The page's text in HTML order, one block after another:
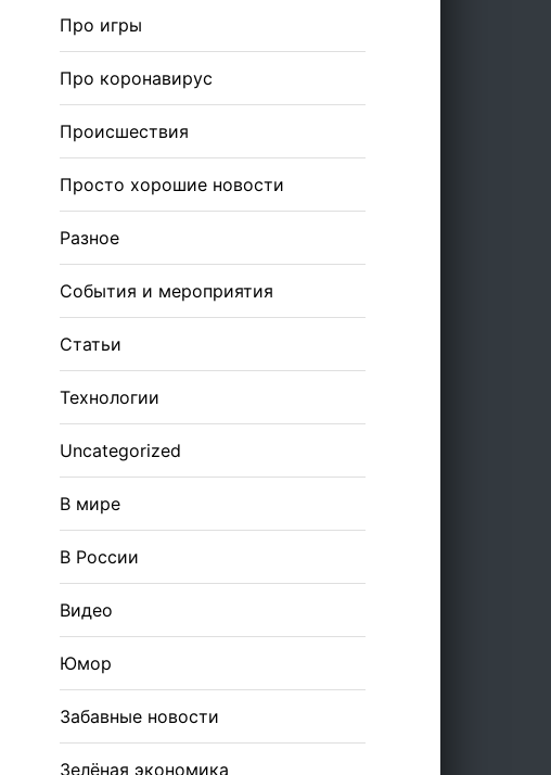
Про игры
Про коронавирус
Происшествия
Просто хорошие новости
Разное
События и мероприятия
Статьи
Технологии
Uncategorized
В мире
В России
Видео
Юмор
Забавные новости
Зелёная экономика